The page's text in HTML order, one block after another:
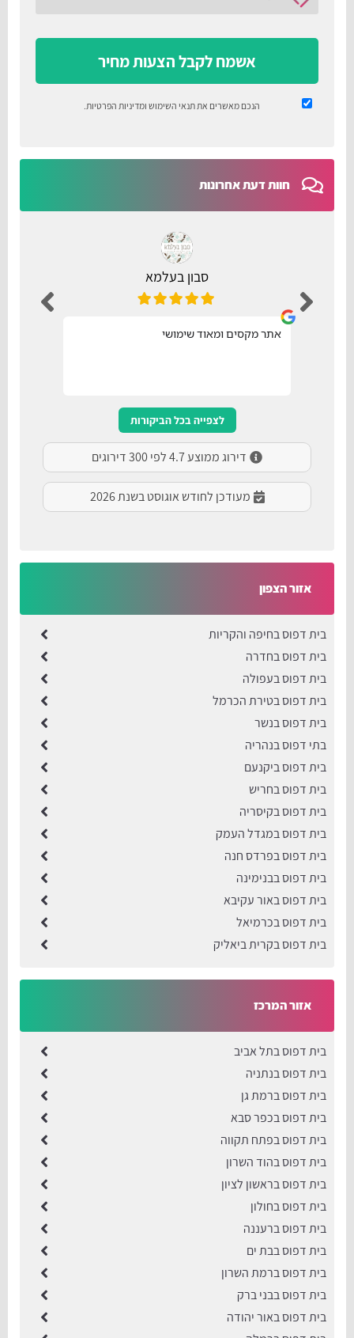
אשמח לקבל הצעות מחיר
הנכם מאשרים אתתנאי השימוש ומדיניות הפרטיות.
חוות דעת אחרונות
סבון בעלמא
אתר מקסים ומאוד שימושי
לצפייה בכל הביקורות
דירוג ממוצע 4.7 לפי 300 דירוגים
מעודכן לחודש אוגוסט בשנת 2026
אזור הצפון
בית דפוס בחיפה והקריות
בית דפוס בחדרה
בית דפוס בעפולה
בית דפוס בטירת הכרמל
בית דפוס בנשר
בתי דפוס בנהריה
בית דפוס ביקנעם
בית דפוס בחריש
בית דפוס בקיסריה
בית דפוס במגדל העמק
בית דפוס בפרדס חנה
בית דפוס בבנימינה
בית דפוס באור עקיבא
בית דפוס בכרמיאל
בית דפוס בקרית ביאליק
אזור המרכז
בית דפוס בתל אביב
בית דפוס בנתניה
בית דפוס ברמת גן
בית דפוס בכפר סבא
בית דפוס בפתח תקווה
בית דפוס בהוד השרון
בית דפוס בראשון לציון
בית דפוס בחולון
בית דפוס ברעננה
בית דפוס בבת ים
בית דפוס ברמת השרון
בית דפוס בבני ברק
​בית דפוס באור יהודה